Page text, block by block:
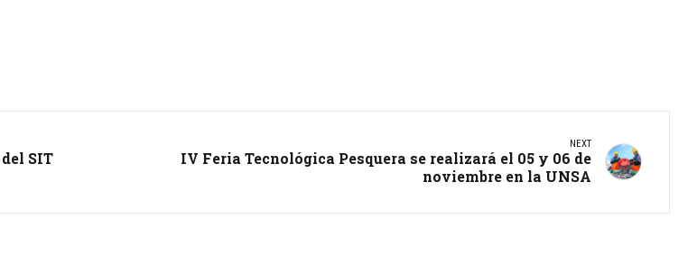
SIT
NEXT
IV Feria Tecnológica Pesquera se realizará el 05 y 06 de
noviembre en la UNSA